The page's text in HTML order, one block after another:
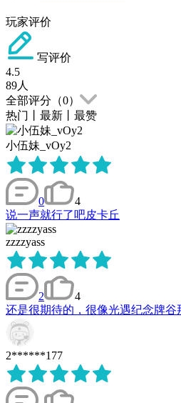
玩家评价
写评价
4.5
89人
全部评分（0）
热门
最新 最赞
小伍妹_vOy2
0
4
说一声就行了吧皮卡丘
zzzzyass
2
4
还是很期待的，很像光遇纪念牌谷
2******177